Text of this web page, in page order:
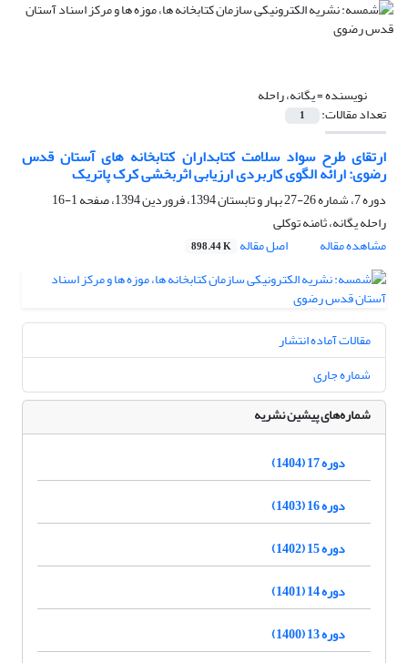
نویسنده =یگانه، راحله
تعداد مقالات: 1
ارتقای طرح سواد سلامت کتابداران کتابخانه های آستان قدس
رضوی: ارائه الگوی کاربردی ارزیابی اثربخشی کرک پاتریک
دوره 7، شماره 26-27 بهار و تابستان 1394، فروردین 1394، صفحه
1-16
راحله یگانه، ثامنه توکلی
مشاهده مقاله
اصل مقاله 898.44 K
مقالات آماده انتشار
شماره جاری
شماره‌های پیشین نشریه
دوره 17 (1404)
دوره 16 (1403)
دوره 15 (1402)
دوره 14 (1401)
دوره 13 (1400)